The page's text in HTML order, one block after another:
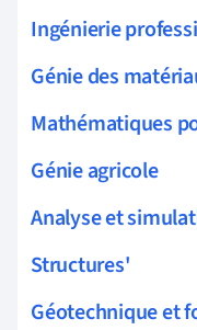
Ingénierie
Génie des
Mathématiques
Génie agricole
Analyse et
Structures'
Géotechnique et